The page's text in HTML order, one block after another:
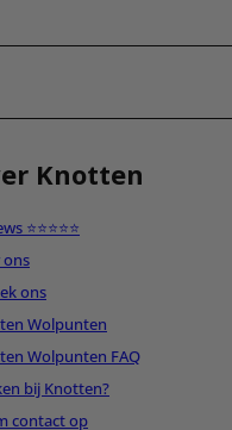
Knotten
⭐⭐⭐⭐⭐
ons
ons
Wolpunten
Wolpunten FAQ
bij Knotten?
contact op